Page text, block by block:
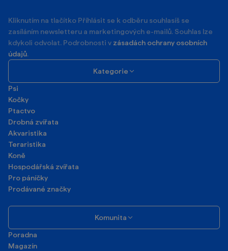
Kliknutím na tlačítko Příhlásit se k odběru souhlasíš se
zasíláním newsletteru a marketingových e-mailů. Souhlas lze
kdykoli odvolat. Podrobnosti v zásadách ochrany osobních
údajů.
Kategorie
Psi
Kočky
Ptactvo
Drobná zvířata
Akvaristika
Teraristika
Koně
Hospodářská zvířata
Pro páníčky
Prodávané značky
Komunita
Poradna
Magazín